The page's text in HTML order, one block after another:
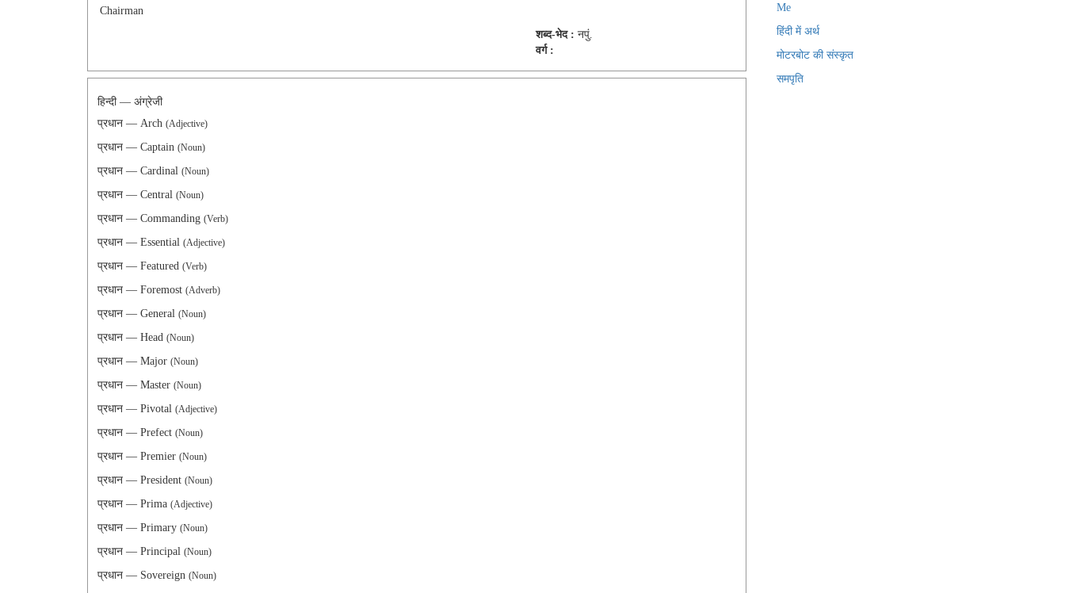
Chairman
शब्द-भेद : नपुं.
वर्ग :
हिन्दी — अंग्रेजी
प्रधान — Arch (Adjective)
प्रधान — Captain (Noun)
प्रधान — Cardinal (Noun)
प्रधान — Central (Noun)
प्रधान — Commanding (Verb)
प्रधान — Essential (Adjective)
प्रधान — Featured (Verb)
प्रधान — Foremost (Adverb)
प्रधान — General (Noun)
प्रधान — Head (Noun)
प्रधान — Major (Noun)
प्रधान — Master (Noun)
प्रधान — Pivotal (Adjective)
प्रधान — Prefect (Noun)
प्रधान — Premier (Noun)
प्रधान — President (Noun)
प्रधान — Prima (Adjective)
प्रधान — Primary (Noun)
प्रधान — Principal (Noun)
प्रधान — Sovereign (Noun)
Me
हिंदी में अर्थ
मोटरबोट की संस्कृत
समपृति